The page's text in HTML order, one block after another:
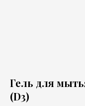
Гель для
(D3)